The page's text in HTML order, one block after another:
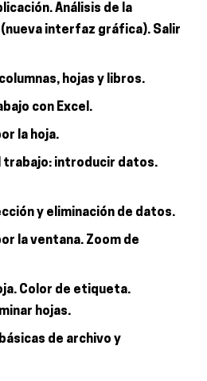
Análisis de la
interfaz gráfica). Salir
hojas y libros.
con Excel.
la hoja.
trabajo: introducir datos.
y eliminación de datos.
la ventana. Zoom de
Color de etiqueta.
hojas.
de archivo y